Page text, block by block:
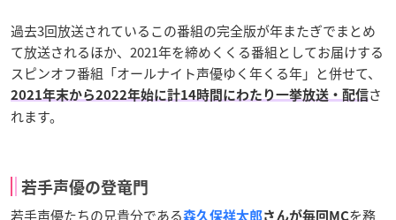
過去3回放送されているこの番組の完全版が年またぎでまとめ
て放送されるほか、2021年を締めくくる番組としてお届けする
スピンオフ番組「オールナイト声優ゆく年くる年」と併せて、
2021年末から2022年始に計14時間にわたり一挙放送・配信さ
れます。
若手声優の登竜門
若手声優たちの兄貴分である森久保祥太郎さんが毎回MCを務